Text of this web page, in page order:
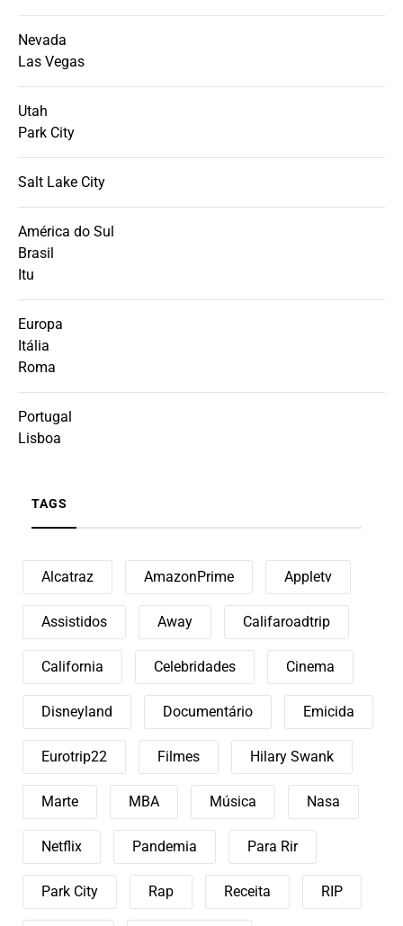
Nevada
Las Vegas
Utah
Park City
Salt Lake City
América do Sul
Brasil
Itu
Europa
Itália
Roma
Portugal
Lisboa
TAGS
Alcatraz AmazonPrime Appletv
Assistidos Away Califaroadtrip
California Celebridades Cinema
Disneyland Documentário Emicida
Eurotrip22 Filmes Hilary Swank
Marte MBA Música Nasa
Netflix Pandemia Para Rir
Park City Rap Receita RIP